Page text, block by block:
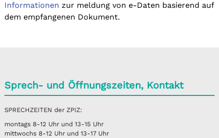
Informationen zur meldung von e-Daten basierend auf
dem empfangenen Dokument.
Sprech- und Öffnungszeiten, Kontakt
SPRECHZEITEN der ZPIZ:
montags 8-12 Uhr und 13-15 Uhr
mittwochs 8-12 Uhr und 13-17 Uhr